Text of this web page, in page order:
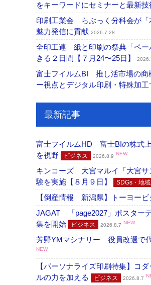
をキーワードにセミナーと最新
印刷工業会 らぶっく分科会が「
魅力発信に貢献 2026.7.28
全印工連 紙と印刷の祭典「ペー
きる２日間【７月24〜25日】
富士フイルムBI 推し活市場の商
ー視点とデジタル印刷・特殊加
最新記事
富士フイルムHD 富士BIの株式
を視野
ビジネス 2026.8.9 NEW
キンコーズ 大宮マルイ「大宮サ
験を実施【８月９日】
SDGs・地域
【倒産情報 新潟県】トーヨー
JAGAT 「page2027」ポスター
集を開始
ビジネス 2026.8.7 NEW
芳野YMマシナリー 役員改選で
NEW
【パーソナライズ印刷特集】
ルの力を加える
ビジネス 2026.8.7